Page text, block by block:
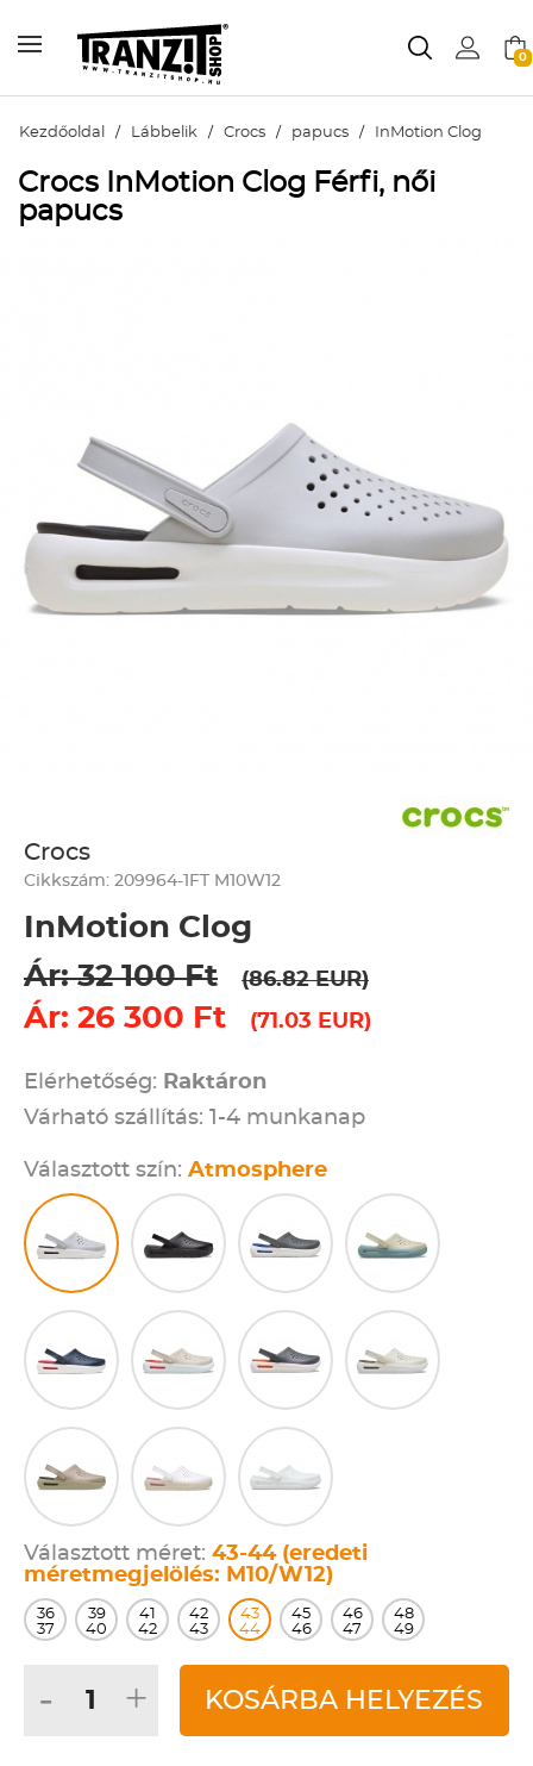
0
Kezdőoldal / Lábbelik / Crocs / papucs / InMotion Clog
Crocs InMotion Clog Férfi, női
papucs
Crocs
Cikkszám: 209964-1FT M10W12
InMotion Clog
Ár: 32 100 Ft
(86.82 EUR)
Ár: 26 300 Ft (71.03 EUR)
Elérhetőség: Raktáron
Várható szállítás: 1-4 munkanap
Választott szín: Atmosphere
Választott méret: 43-44 (eredeti
méretmegjelölés: M10/W12)
36
37
39
40
41
42
42
43
43
44
45
46
46
47
48
49
- + KOSÁRBA HELYEZÉS